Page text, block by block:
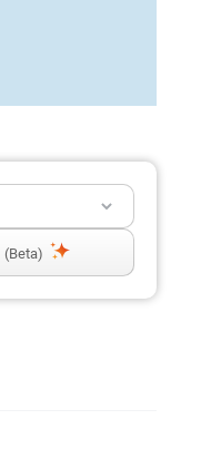
(Beta)